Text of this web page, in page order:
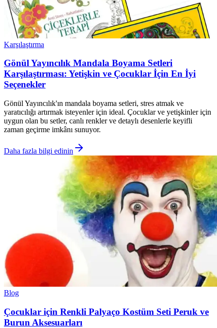
Karşılaştırma
Gönül Yayıncılık Mandala Boyama Setleri
Karşılaştırması: Yetişkin ve Çocuklar İçin En İyi
Seçenekler
Gönül Yayıncılık'ın mandala boyama setleri, stres atmak ve
yaratıcılığı artırmak isteyenler için ideal. Çocuklar ve yetişkinler için
uygun olan bu setler, canlı renkler ve detaylı desenlerle keyifli
zaman geçirme imkânı sunuyor.
Daha fazla bilgi edinin
Blog
Çocuklar için Renkli Palyaço Kostüm Seti Peruk ve
Burun Aksesuarları